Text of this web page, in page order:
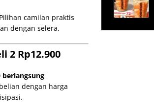
camilan praktis
dengan selera.
2 Rp12.900
berlangsung
dengan harga